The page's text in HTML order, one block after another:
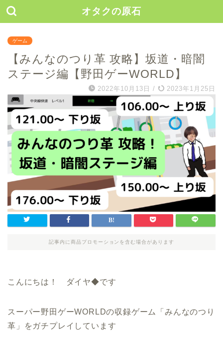
オタクの原石
ゲーム
【みんなのつり革 攻略】坂道・暗闇
ステージ編【野田ゲーWORLD】
2022年10月13日 / 2023年1月25日
記事内に商品プロモーションを含む場合があります
こんにちは！ ダイヤ◆です
スーパー野田ゲーWORLDの収録ゲーム「みんなのつり
革」をガチプレイしています